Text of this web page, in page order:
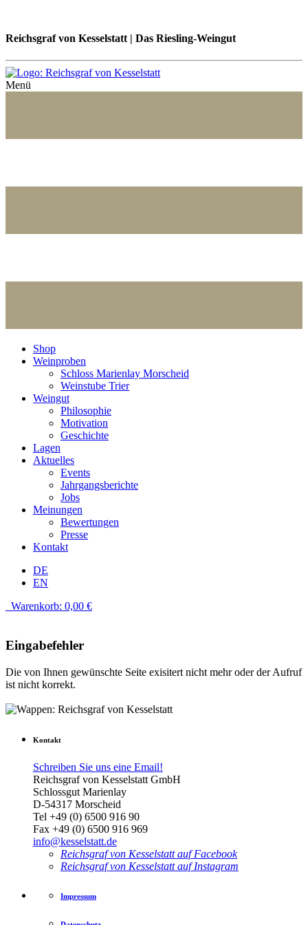
Reichsgraf von Kesselstatt | Das Riesling-Weingut
Menü
Shop
Weinproben
Schloss Marienlay Morscheid
Weinstube Trier
Weingut
Philosophie
Motivation
Geschichte
Lagen
Aktuelles
Events
Jahrgangsberichte
Jobs
Meinungen
Bewertungen
Presse
Kontakt
DE
EN
Warenkorb: 0,00 €
Eingabefehler
Die von Ihnen gewünschte Seite exisitert nicht mehr oder der Aufruf
ist nicht korrekt.
Kontakt
Schreiben Sie uns eine Email!
Reichsgraf von Kesselstatt GmbH
Schlossgut Marienlay
D-54317 Morscheid
Tel +49 (0) 6500 916 90
Fax +49 (0) 6500 916 969
info@kesselstatt.de
Reichsgraf von Kesselstatt auf Facebook
Reichsgraf von Kesselstatt auf Instagram
Impressum